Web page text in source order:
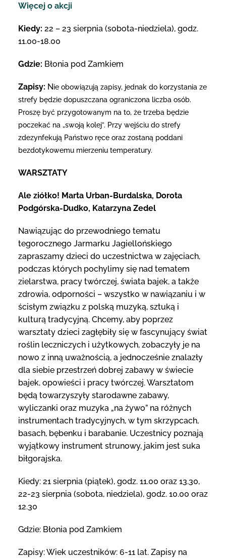
Więcej o akcji
Kiedy: 22 – 23 sierpnia (sobota-niedziela), godz.
11.00-18.00
Gdzie: Błonia pod Zamkiem
Zapisy: Nie obowiązują zapisy, jednak do korzystania ze
strefy będzie dopuszczana ograniczona liczba osób.
Proszę być przygotowanym na to, że trzeba będzie
poczekać na „swoją kolej”. Przy wejściu do strefy
zdezynfekują Państwo ręce oraz zostaną poddani
bezdotykowemu mierzeniu temperatury.
WARSZTATY
Ale ziółko! Marta Urban-Burdalska, Dorota
Podgórska-Dudko, Katarzyna Zedel
Nawiązując do przewodniego tematu
tegorocznego Jarmarku Jagiellońskiego
zapraszamy dzieci do uczestnictwa w zajęciach,
podczas których pochylimy się nad tematem
zielarstwa, pracy twórczej, świata bajek, a także
zdrowia, odporności – wszystko w nawiązaniu i w
ścisłym związku z polską muzyką, sztuką i
kulturą tradycyjną. Chcemy, aby poprzez
warsztaty dzieci zagłębiły się w fascynujący świat
roślin leczniczych i użytkowych, zobaczyły je na
nowo z inną uważnością, a jednocześnie znalazły
dla siebie przestrzeń dobrej zabawy w świecie
bajek, opowieści i pracy twórczej. Warsztatom
będą towarzyszyły starodawne zabawy,
wyliczanki oraz muzyka „na żywo” na różnych
instrumentach tradycyjnych, w tym skrzypcach,
basach, bębenku i barabanie. Uczestnicy poznają
wyjątkowy instrument strunowy, jakim jest suka
biłgorajska.
Kiedy: 21 sierpnia (piątek), godz. 11.00 oraz 13.30,
22-23 sierpnia (sobota, niedziela), godz. 10.00 oraz
12.30
Gdzie: Błonia pod Zamkiem
Zapisy: Wiek uczestników: 6-11 lat. Zapisy na